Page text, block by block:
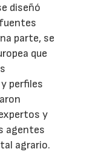
diseñó
parte, se
que
perfiles
y
agentes
agrario.